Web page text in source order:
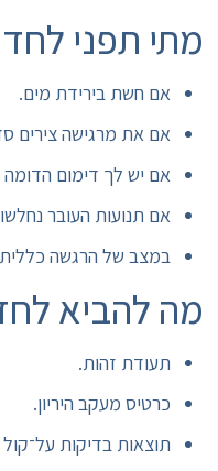
מתי תפני
אם חשת בירידת מים.
אם את מרגישה צירים
אם יש לך דימום
אם תנועות העובר
במצב של הרגשה
מה להביא
תעודת זהות.
כרטיס מעקב היריון.
תוצאות בדיקות